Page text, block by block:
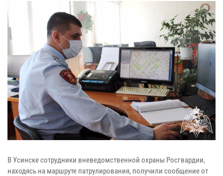
В Усинске сотрудники вневедомственной охраны Росгвардии,
находясь на маршруте патрулирования, получили сообщение от